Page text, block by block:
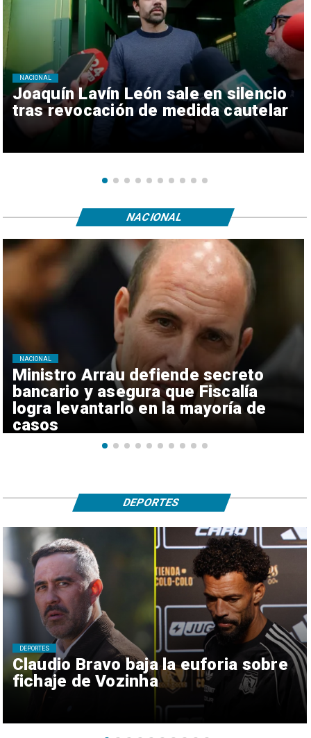
Joaquín Lavín León sale en silencio
tras revocación de medida cautelar
NACIONAL
Ministro Arrau defiende secreto
bancario y asegura que Fiscalía
logra levantarlo en la mayoría de
casos
NACIONAL
NACIONAL
Claudio Bravo baja la euforia sobre
fichaje de Vozinha
DEPORTES
DEPORTES